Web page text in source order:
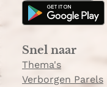
g
m
k
Snel naar
Thema's
Verborgen Parels